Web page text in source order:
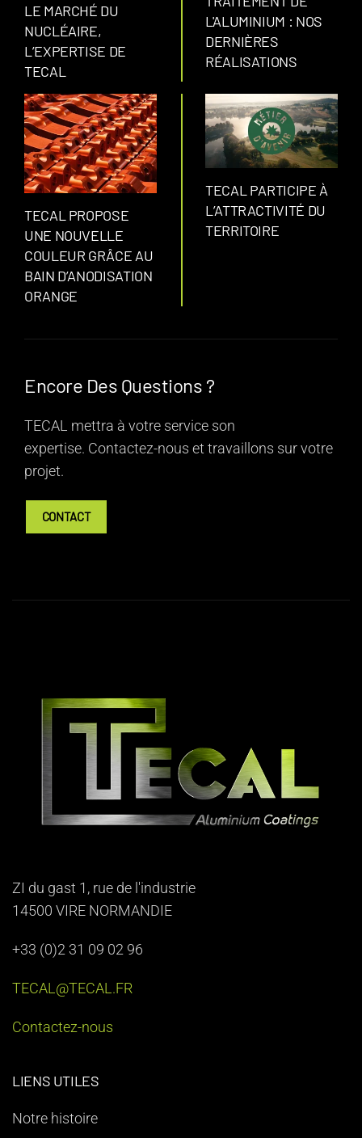
LE MARCHÉ DU
NUCLÉAIRE,
L’EXPERTISE DE
TECAL
L'ALUMINIUM : NOS
DERNIÈRES
RÉALISATIONS
TECAL PROPOSE
UNE NOUVELLE
COULEUR GRÂCE AU
BAIN D’ANODISATION
ORANGE
TECAL PARTICIPE À
L’ATTRACTIVITÉ DU
TERRITOIRE
Encore Des Questions ?
TECAL mettra à votre service son
expertise. Contactez-nous et travaillons sur votre
projet.
CONTACT
ZI du gast 1, rue de l'industrie
14500 VIRE NORMANDIE
+33 (0)2 31 09 02 96
TECAL@TECAL.FR
Contactez-nous
LIENS UTILES
Notre histoire